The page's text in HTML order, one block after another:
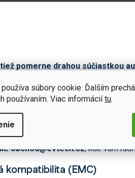
súbory cookie. Ďalším
používaním. Viac informáciítu.
pomerne drahou súčiastkou
práve na úkor kvality FM
Xtrons, EverestaleboIsudar , sú
Na kvalitu FM signálu je preto dobré
e-shope
a
konkrétneho modelu. V
obchod@evtech.cz, kde vám
kompatibilita (EMC)